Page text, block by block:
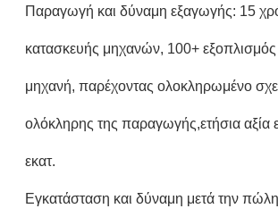
Παραγωγή και δύναμη εξαγωγής: 15
κατασκευής μηχανών, 100+ εξοπλισμός
μηχανή, παρέχοντας ολοκληρωμένο
ολόκληρης της παραγωγής,ετήσια αξία
εκατ.
Εγκατάσταση και δύναμη μετά την